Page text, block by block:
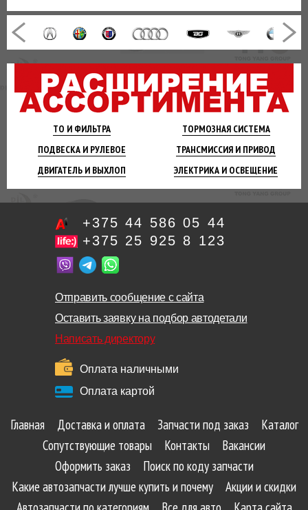
ТО И ФИЛЬТРА ТОРМОЗНАЯСИСТЕМА
ПОДВЕСКА И РУЛЕВОЕ ТРАНСМИССИЯ И ПРИВОД
ДВИГАТЕЛЬ И ВЫХЛОП ЭЛЕКТРИКА И ОСВЕЩЕНИЕ
+375 44 586 05 44
+375 25 925 8 123
Отправить сообщение с сайта
Оставить заявку на подбор автодетали
Написать директору
Оплата наличными
Оплата картой
Главная Доставка и оплата Запчасти под заказ
Каталог
Сопутствующие товары
Контакты
Вакансии
Оформить заказ
Поиск по коду запчасти
Какие автозапчасти лучше купить и почему
Акции и скидки